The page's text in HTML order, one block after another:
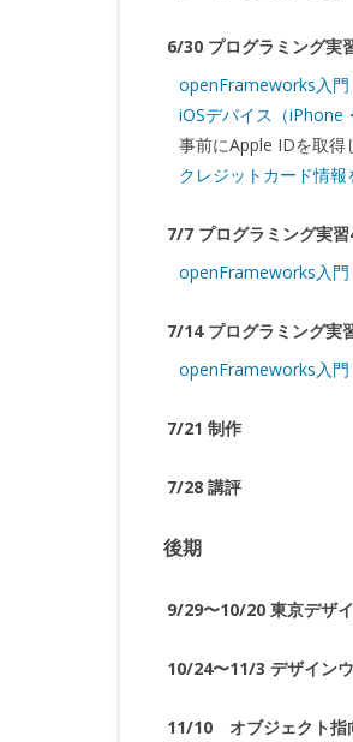
6/30 プログラミング実
openFrameworks入門
iOSデバイス（iPhone
事前にApple IDを取得
クレジットカード情報
7/7 プログラミング実
openFrameworks入
7/14 プログラミング実
openFrameworks入
7/21 制作
7/28 講評
後期
9/29〜10/20 東京デザ
10/24〜11/3 デザイン
11/10 オブジェクト指